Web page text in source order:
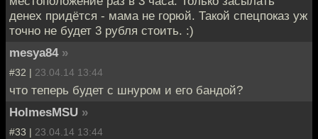
денех придётся - мама не горюй. Такой спецпоказ уж
точно не будет 3 рубля стоить. :)
mesya84 »
#32 | 23.04.14 13:44
что теперь будет с шнуром и его бандой?
HolmesMSU »
#33 | 23.04.14 13:44